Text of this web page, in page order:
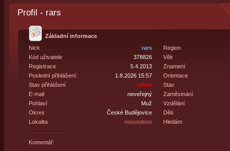
Profil - rars
Základní informace
Nick
rars
Kód uživatele
378826
Registrace
5.4.2013
Poslední přihlášení:
1.8.2026 15:57
Stav přihlášení
offline
E-mail
neveřejný
Pohlaví
Muž
Okres
České Budějovice
Lokalita
neuvedeno
Region
Věk
Znamení
Orientace
Stav
Zaměstnání
Vzdělání
Děti
Hledám
Komentář: